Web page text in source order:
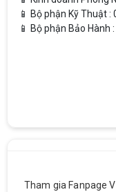
📱 Bộ phận Kỹ Thuật
📱 Bộ phận Bảo Hành
Tham gia Fanpage